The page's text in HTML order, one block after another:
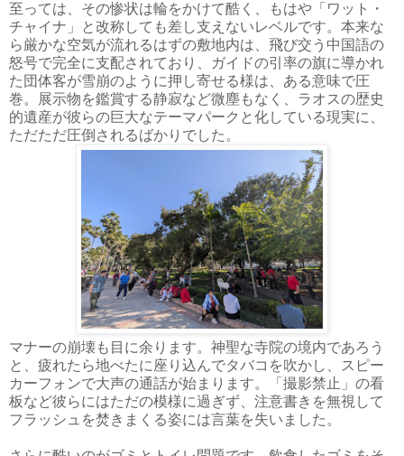
至っては、その惨状は輪をかけて酷く、もはや「ワット・
チャイナ」と改称しても差し支えないレベルです。本来な
ら厳かな空気が流れるはずの敷地内は、飛び交う中国語の
怒号で完全に支配されており、ガイドの引率の旗に導かれ
た団体客が雪崩のように押し寄せる様は、ある意味で圧
巻。展示物を鑑賞する静寂など微塵もなく、ラオスの歴史
的遺産が彼らの巨大なテーマパークと化している現実に、
ただただ圧倒されるばかりでした。
マナーの崩壊も目に余ります。神聖な寺院の境内であろう
と、疲れたら地べたに座り込んでタバコを吹かし、スピー
カーフォンで大声の通話が始まります。「撮影禁止」の看
板など彼らにはただの模様に過ぎず、注意書きを無視して
フラッシュを焚きまくる姿には言葉を失いました。